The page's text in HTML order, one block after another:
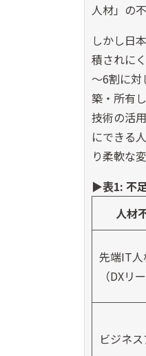
人材」の
しかし日
積されに
～6割に
築・所有
技術の活
にできる
り柔軟な
▶表1: 不
人材
先端IT人
（DXリ
ビジネ